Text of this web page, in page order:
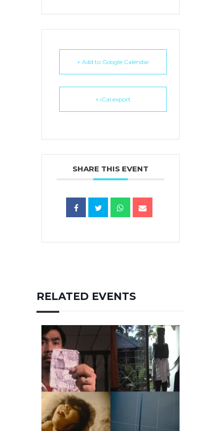
+ Add to Google Calendar
+ iCal export
SHARE THIS EVENT
RELATED EVENTS